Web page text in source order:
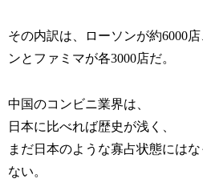
その内訳は、ローソンが約6000
ンとファミマが各3000店だ。
中国のコンビニ業界は、
日本に比べれば歴史が浅く、
まだ日本のような寡占状態には
ない。